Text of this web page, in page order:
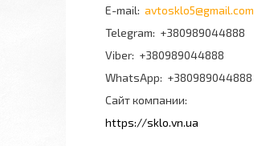
avtosklo5@gmail.com
+380989044888
+380989044888
+380989044888
Сайт компании
https://sklo.vn.ua